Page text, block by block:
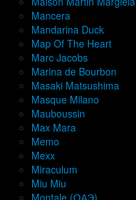
Mancera
Mandarina Duck
Map Of The Heart
Marc Jacobs
Marina de Bourbon
Masaki Matsushima
Masque Milano
Mauboussin
Max Mara
Memo
Mexx
Miraculum
Miu Miu
Montale (ОАЭ)